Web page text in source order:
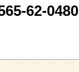
62-0480